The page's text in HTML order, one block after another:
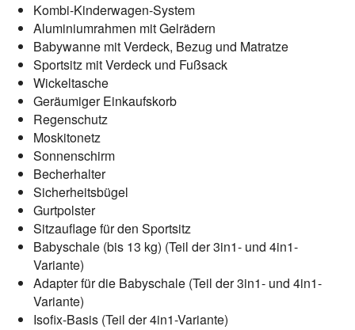
Kombi-Kinderwagen-System
Aluminiumrahmen mit Gelrädern
Babywanne mit Verdeck, Bezug und Matratze
Sportsitz mit Verdeck und Fußsack
Wickeltasche
Geräumiger Einkaufskorb
Regenschutz
Moskitonetz
Sonnenschirm
Becherhalter
Sicherheitsbügel
Gurtpolster
Sitzauflage für den Sportsitz
Babyschale (bis 13 kg) (Teil der 3in1- und 4in1-
Variante)
Adapter für die Babyschale (Teil der 3in1- und 4in1-
Variante)
Isofix-Basis (Teil der 4in1-Variante)